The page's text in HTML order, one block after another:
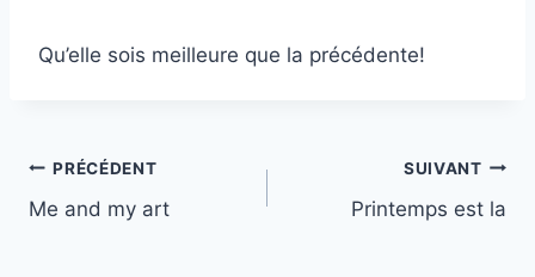
Qu’elle sois meilleure que la précédente!
Navigation
de
PRÉCÉDENT
Me and my art
SUIVANT
Printemps est la